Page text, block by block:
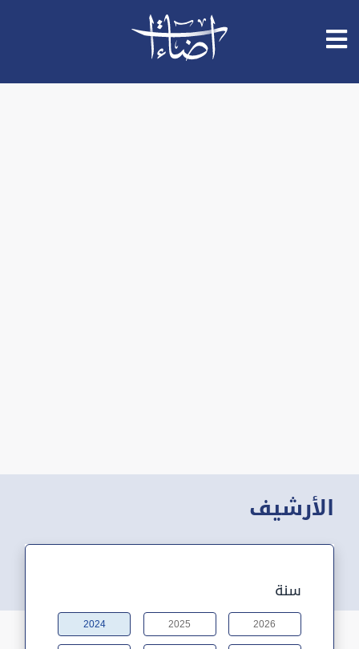
الأرشيف
سنة
2026
2025
2024